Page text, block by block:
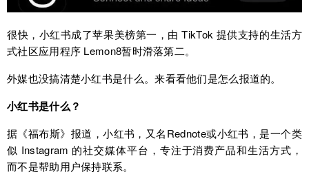
很快，小红书成了苹果美榜第一，由 TikTok 提供支持的生活方
式社区应用程序 Lemon8暂时滑落第二。
外媒也没搞清楚小红书是什么。来看看他们是怎么报道的。
小红书是什么？
据《福布斯》报道，小红书，又名Rednote或小红书，是一个类
似 Instagram 的社交媒体平台，专注于消费产品和生活方式，
而不是帮助用户保持联系。